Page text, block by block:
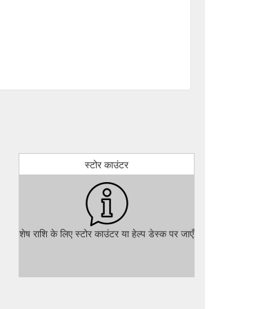
स्टोर काउंटर
शेष राशि के लिए स्टोर काउंटर या हेल्प डेस्क पर जाएँ